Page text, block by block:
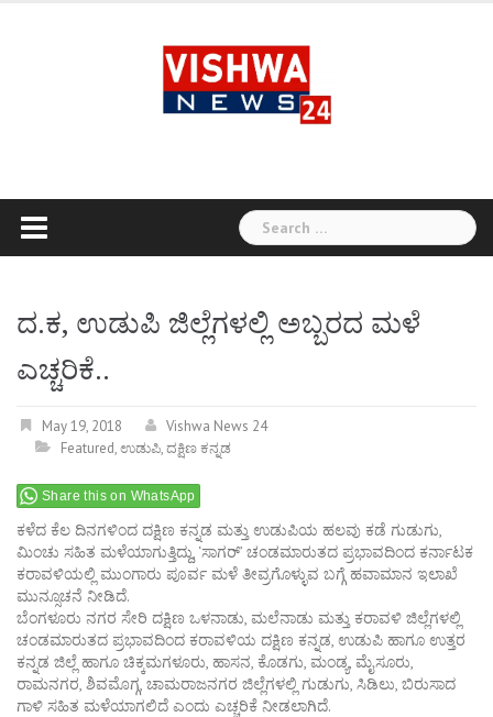
Search
for:
ದ.ಕ, ಉಡುಪಿ ಜಿಲ್ಲೆಗಳಲ್ಲಿ ಅಬ್ಬರದ ಮಳೆ
ಎಚ್ಚರಿಕೆ..
May 19, 2018
Vishwa News 24
Featured,ಉಡುಪಿ,ದಕ್ಷಿಣ ಕನ್ನಡ
Share this on WhatsApp
ಕಳೆದ ಕೆಲ ದಿನಗಳಿಂದ ದಕ್ಷಿಣ ಕನ್ನಡ ಮತ್ತು ಉಡುಪಿಯ ಹಲವು ಕಡೆ ಗುಡುಗು,
ಮಿಂಚು ಸಹಿತ ಮಳೆಯಾಗುತ್ತಿದ್ದು, ‘ಸಾಗರ್’ ಚಂಡಮಾರುತದ ಪ್ರಭಾವದಿಂದ ಕರ್ನಾಟಕ
ಕರಾವಳಿಯಲ್ಲಿ ಮುಂಗಾರು ಪೂರ್ವ ಮಳೆ ತೀವ್ರಗೊಳ್ಳುವ ಬಗ್ಗೆ ಹವಾಮಾನ ಇಲಾಖೆ
ಮುನ್ಸೂಚನೆ ನೀಡಿದೆ.
ಬೆಂಗಳೂರು ನಗರ ಸೇರಿ ದಕ್ಷಿಣ ಒಳನಾಡು, ಮಲೆನಾಡು ಮತ್ತು ಕರಾವಳಿ ಜಿಲ್ಲೆಗಳಲ್ಲಿ
ಚಂಡಮಾರುತದ ಪ್ರಭಾವದಿಂದ ಕರಾವಳಿಯ ದಕ್ಷಿಣ ಕನ್ನಡ, ಉಡುಪಿ ಹಾಗೂ ಉತ್ತರ
ಕನ್ನಡ ಜಿಲ್ಲೆ ಹಾಗೂ ಚಿಕ್ಕಮಗಳೂರು, ಹಾಸನ, ಕೊಡಗು, ಮಂಡ್ಯ, ಮೈಸೂರು,
ರಾಮನಗರ, ಶಿವಮೊಗ್ಗ, ಚಾಮರಾಜನಗರ ಜಿಲ್ಲೆಗಳಲ್ಲಿ ಗುಡುಗು, ಸಿಡಿಲು, ಬಿರುಸಾದ
ಗಾಳಿ ಸಹಿತ ಮಳೆಯಾಗಲಿದೆ ಎಂದು ಎಚ್ಚರಿಕೆ ನೀಡಲಾಗಿದೆ.